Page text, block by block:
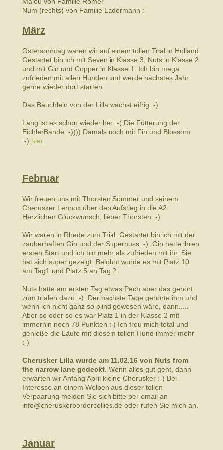
Num (rechts) von Familie Ladermann :-
März
Ostersonntag waren wir auf einem tollen Trial in Holland.
Gestartet bin ich mit Seven in Klasse 3, Nuts in Klasse 2
und mit Gin und Copper in Klasse 1. Ich bin mega
zufrieden mit allen Hunden und werde nächstes Jahr
gerne wieder dort starten.
Das Bäuchlein von der Lilla wächst eifrig :-)
Lang ist es schon wieder her :-( Die Fütterung der
EichlerBande :-)))) Damals noch mit Fin und Blossom
:-) hier
Februar
Wir freuen uns mit Thorsten Sommer und seinem
Cherusker Lennox über den Aufstieg in die A2.
Herzlichen Glückwunsch, lieber Thorsten :-)
Wir waren in Rhede zum Trial. Gestartet bin ich mit der
zauberhaften Gin und der Supernuss :-). Gin hatte ihren
ersten Start und ich bin mehr als zufrieden mit ihr. Sie
hat sich super gezeigt. Belohnt wurde es mit Platz 10
am Tag1 und Platz 5 an Tag 2.
Nuts hatte am ersten Tag etwas Pech aber das gehört
zum trialen dazu :-). Der nächste Tage gehörte ihm und
wenn ich nicht ganz so blind gewesen wäre, dann.....
Aber so oder so es war Platz 1 in der Klasse 2 mit
immerhin noch 78 Punkten :-) Ich freu mich total und
genieße die Läufe mit diesem tollen Hund immer mehr
:-)
Cherusker Lilla wurde am 11.02.16 von Nuts from
the narrow lane gedeckt . Wenn alles gut geht, dann
erwarten wir Anfang April kleine Cherusker :-) Bei
Interesse an einem Welpen aus dieser tollen
Verpaarung melden Sie sich bitte per email an
info@cheruskerbordercollies.de oder rufen Sie mich an.
Januar